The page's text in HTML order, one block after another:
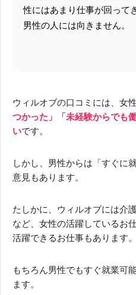
性にはあまり仕事が回って
男性の人には向きません。
ウィルオブの口コミには、女
つかった」「未経験からでも
いです。
しかし、男性からは「すぐに
意見もあります。
たしかに、ウィルオブには介
など、女性の活躍しているお
活躍できるお仕事もあります。
もちろん男性でもすぐ就業可
ます。